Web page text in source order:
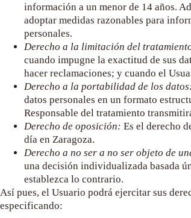
información a un menor de 14 años.
adoptar medidas razonables para
personales.
Derecho a la limitación del
cuando impugne la exactitud de sus
hacer reclamaciones; y cuando el
Derecho a la portabilidad de los
datos personales en un formato
Responsable del tratamiento
Derecho de oposición: Es el derecho
día en Zaragoza.
Derecho a no ser a no ser objeto de
una decisión individualizada basada
establezca lo contrario.
Así pues, el Usuario podrá ejercitar sus
especificando: